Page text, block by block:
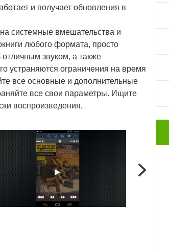
и получает обновления в
системные вмешательства и
любого формата, просто
звуком, а также
устраняются ограничения на время
все основные и дополнительные
все свои параметры. Ищите
воспроизведения.
Next